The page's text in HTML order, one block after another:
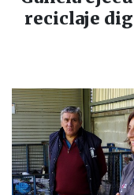
reciclaje